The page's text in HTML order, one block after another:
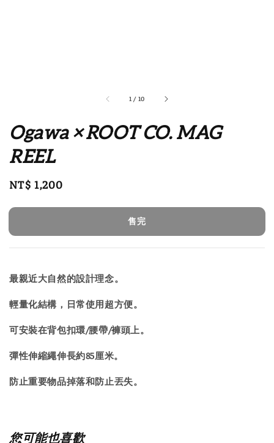
1 / 10
Ogawa × ROOT CO. MAG
REEL
Regular
NT$ 1,200
售完
最親近大自然的設計理念。
輕量化結構，日常使用超方便。
可安裝在背包扣環/腰帶/褲頭上。
彈性伸縮繩伸長約85厘米。
防止重要物品掉落和防止丟失。
您可能也喜歡